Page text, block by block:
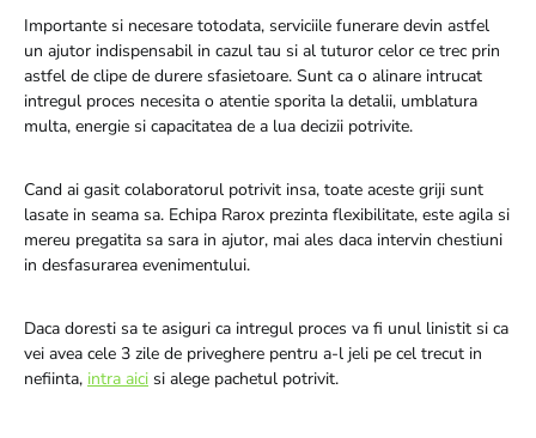
Importante si necesare totodata, serviciile funerare devin astfel
un ajutor indispensabil in cazul tau si al tuturor celor ce trec prin
astfel de clipe de durere sfasietoare. Sunt ca o alinare intrucat
intregul proces necesita o atentie sporita la detalii, umblatura
multa, energie si capacitatea de a lua decizii potrivite.
Cand ai gasit colaboratorul potrivit insa, toate aceste griji sunt
lasate in seama sa. Echipa Rarox prezinta flexibilitate, este agila si
mereu pregatita sa sara in ajutor, mai ales daca intervin chestiuni
in desfasurarea evenimentului.
Daca doresti sa te asiguri ca intregul proces va fi unul linistit si ca
vei avea cele 3 zile de priveghere pentru a-l jeli pe cel trecut in
nefiinta, intra aici si alege pachetul potrivit.